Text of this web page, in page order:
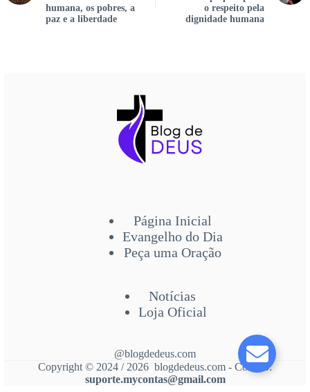
humana, os pobres, a
paz e a liberdade
o respeito pela
dignidade humana
Página Inicial
Evangelho do Dia
Peça uma Oração
Notícias
Loja Oficial
@blogdedeus.com
Copyright © 2024 / 2026 blogdedeus.com - Contato:
suporte.mycontas@gmail.com